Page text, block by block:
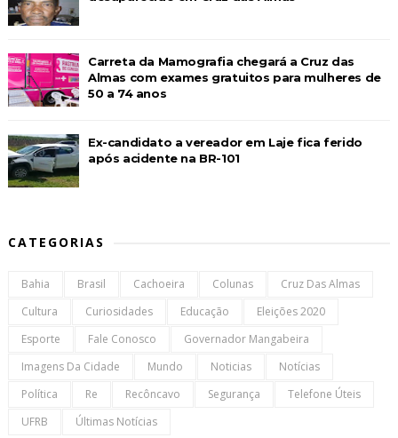
Carreta da Mamografia chegará a Cruz das
Almas com exames gratuitos para mulheres de
50 a 74 anos
Ex-candidato a vereador em Laje fica ferido
após acidente na BR-101
CATEGORIAS
Bahia Brasil Cachoeira Colunas
Cruz Das Almas
Cultura
Curiosidades Educação
Eleições 2020
Esporte
Fale Conosco
Governador Mangabeira
Imagens Da Cidade
Mundo Noticias
Notícias
Política
Re Recôncavo Segurança
Telefone Úteis
UFRB
Últimas Notícias